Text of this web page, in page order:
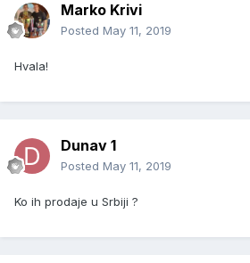
Marko Krivi
Posted May 11, 2019
Hvala!
Dunav 1
Posted May 11, 2019
Ko ih prodaje u Srbiji ?